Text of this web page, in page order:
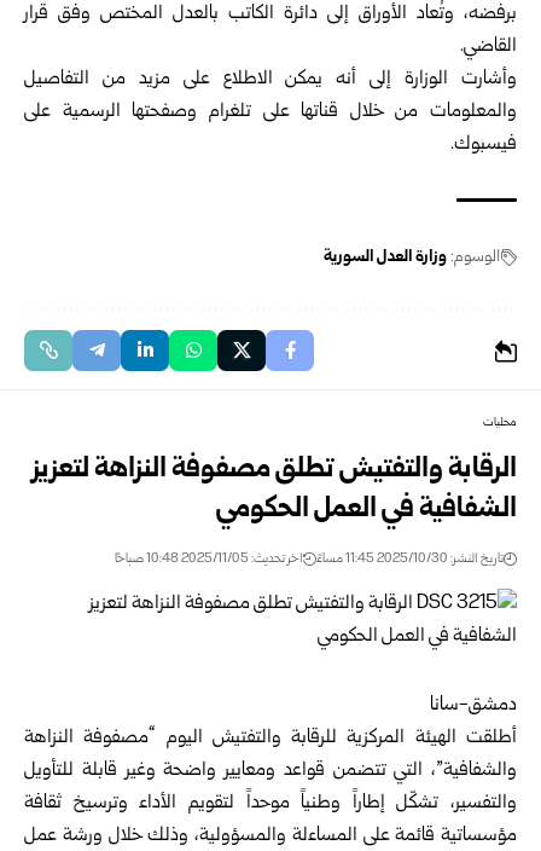
برفضه، وتُعاد الأوراق إلى دائرة الكاتب بالعدل المختص وفق قرار
القاضي.
وأشارت الوزارة إلى أنه يمكن الاطلاع على مزيد من التفاصيل
والمعلومات من خلال قناتها على تلغرام وصفحتها الرسمية على
فيسبوك.
الوسوم:وزارة العدل السورية
محليات
الرقابة والتفتيش تطلق مصفوفة النزاهة لتعزيز
الشفافية في العمل الحكومي
تاريخ النشر: 2025/10/30 11:45 مساءً اخر تحديث: 2025/11/05 10:48 صباحًا
دمشق-سانا
أطلقت الهيئة المركزية للرقابة والتفتيش اليوم “مصفوفة النزاهة
والشفافية”، التي تتضمن قواعد ومعايير واضحة وغير قابلة للتأويل
والتفسير، تشكّل إطاراً وطنياً موحداً لتقويم الأداء وترسيخ ثقافة
مؤسساتية قائمة على المساءلة والمسؤولية، وذلك خلال ورشة عمل